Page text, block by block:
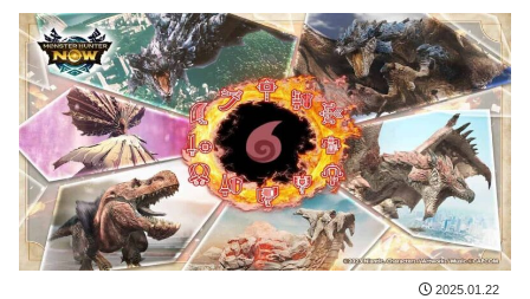
2025.01.22